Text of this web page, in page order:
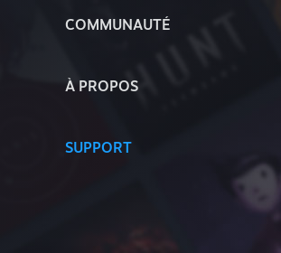
COMMUNAUTÉ
À PROPOS
SUPPORT